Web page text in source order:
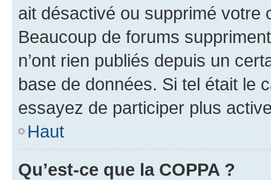
ait désactivé ou supprimé votre
Beaucoup de forums
n’ont rien publiés depuis un
base de données. Si tel était le
essayez de participer plus
Haut
Qu’est-ce que la COPPA ?